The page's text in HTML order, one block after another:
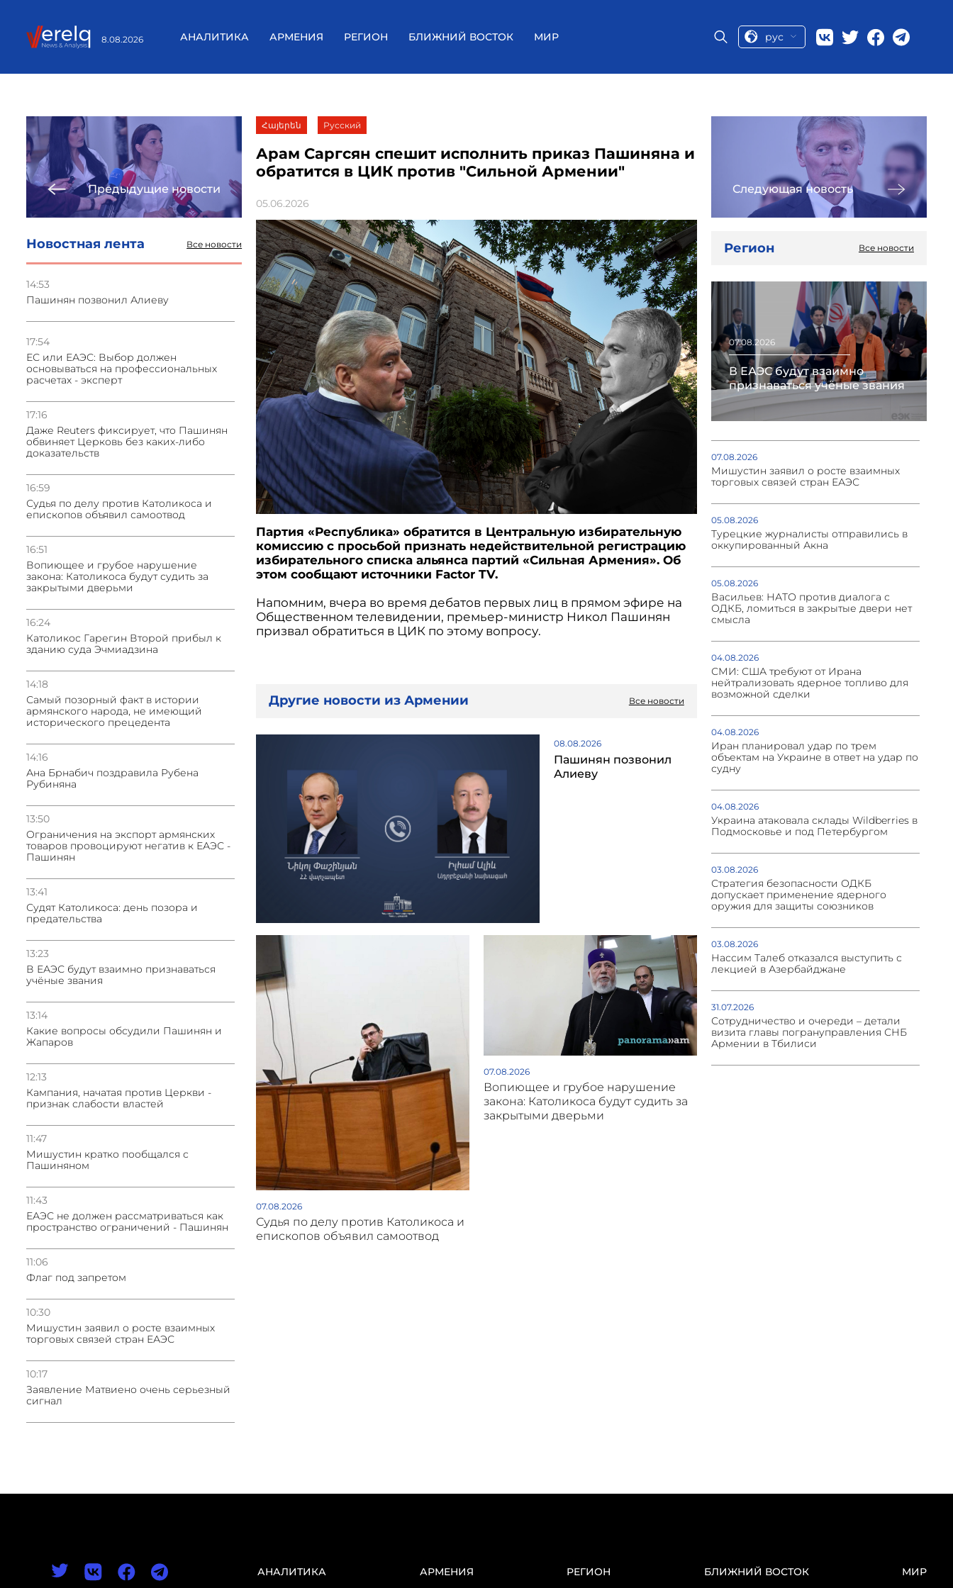
8.08.2026 АНАЛИТИКА АРМЕНИЯ РЕГИОН БЛИЖНИЙ ВОСТОК МИР рус
Предыдущие новости
Новостная лента Все новости
14:53
Пашинян позвонил Алиеву
17:54
ЕС или ЕАЭС: Выбор должен
основываться на профессиональных
расчетах - эксперт
17:16
Даже Reuters фиксирует, что Пашинян
обвиняет Церковь без каких-либо
доказательств
16:59
Судья по делу против Католикоса и
епископов объявил самоотвод
16:51
Вопиющее и грубое нарушение
закона: Католикоса будут судить за
закрытыми дверьми
16:24
Католикос Гарегин Второй прибыл к
зданию суда Эчмиадзина
14:18
Самый позорный факт в истории
армянского народа, не имеющий
исторического прецедента
14:16
Ана Брнабич поздравила Рубена
Рубиняна
13:50
Oграничения на экспорт армянских
товаров провоцируют негатив к ЕАЭС -
Пашинян
13:41
Судят Католикоса: день позора и
предательства
13:23
В ЕАЭС будут взаимно признаваться
учёные звания
13:14
Какие вопросы обсудили Пашинян и
Жапаров
12:13
Кампания, начатая против Церкви -
признак слабости властей
11:47
Мишустин кратко пообщался с
Пашиняном
11:43
ЕАЭС не должен рассматриваться как
пространство ограничений - Пашинян
11:06
Флаг под запретом
10:30
Мишустин заявил о росте взаимных
торговых связей стран ЕАЭС
10:17
Заявление Матвиено очень серьезный
сигнал
Հայերեն Русский
Арам Саргсян спешит исполнить приказ Пашиняна и
обратится в ЦИК против "Сильной Армении"
05.06.2026
Партия «Республика» обратится в Центральную избирательную
комиссию с просьбой признать недействительной регистрацию
избирательного списка альянса партий «Сильная Армения». Об
этом сообщают источники Factor TV.
Напомним, вчера во время дебатов первых лиц в прямом эфире на
Общественном телевидении, премьер-министр Никол Пашинян
призвал обратиться в ЦИК по этому вопросу.
Другие новости из Армении Все новости
08.08.2026
Пашинян позвонил
Алиеву
07.08.2026
Судья по делу против Католикоса и
епископов объявил самоотвод
07.08.2026
Вопиющее и грубое нарушение
закона: Католикоса будут судить за
закрытыми дверьми
Следующая новость
Регион Все новости
07.08.2026
В ЕАЭС будут взаимно
признаваться учёные звания
07.08.2026
Мишустин заявил о росте взаимных
торговых связей стран ЕАЭС
05.08.2026
Турецкие журналисты отправились в
оккупированный Акна
05.08.2026
Васильев: НАТО против диалога с
ОДКБ, ломиться в закрытые двери нет
смысла
04.08.2026
СМИ: США требуют от Ирана
нейтрализовать ядерное топливо для
возможной сделки
04.08.2026
Иран планировал удар по трем
объектам на Украине в ответ на удар по
судну
04.08.2026
Украина атаковала склады Wildberries в
Подмосковье и под Петербургом
03.08.2026
Стратегия безопасности ОДКБ
допускает применение ядерного
оружия для защиты союзников
03.08.2026
Нассим Талеб отказался выступить с
лекцией в Азербайджане
31.07.2026
Сотрудничество и очереди – детали
визита главы погрануправления СНБ
Армении в Тбилиси
АНАЛИТИКА АРМЕНИЯ РЕГИОН БЛИЖНИЙ ВОСТОК МИР